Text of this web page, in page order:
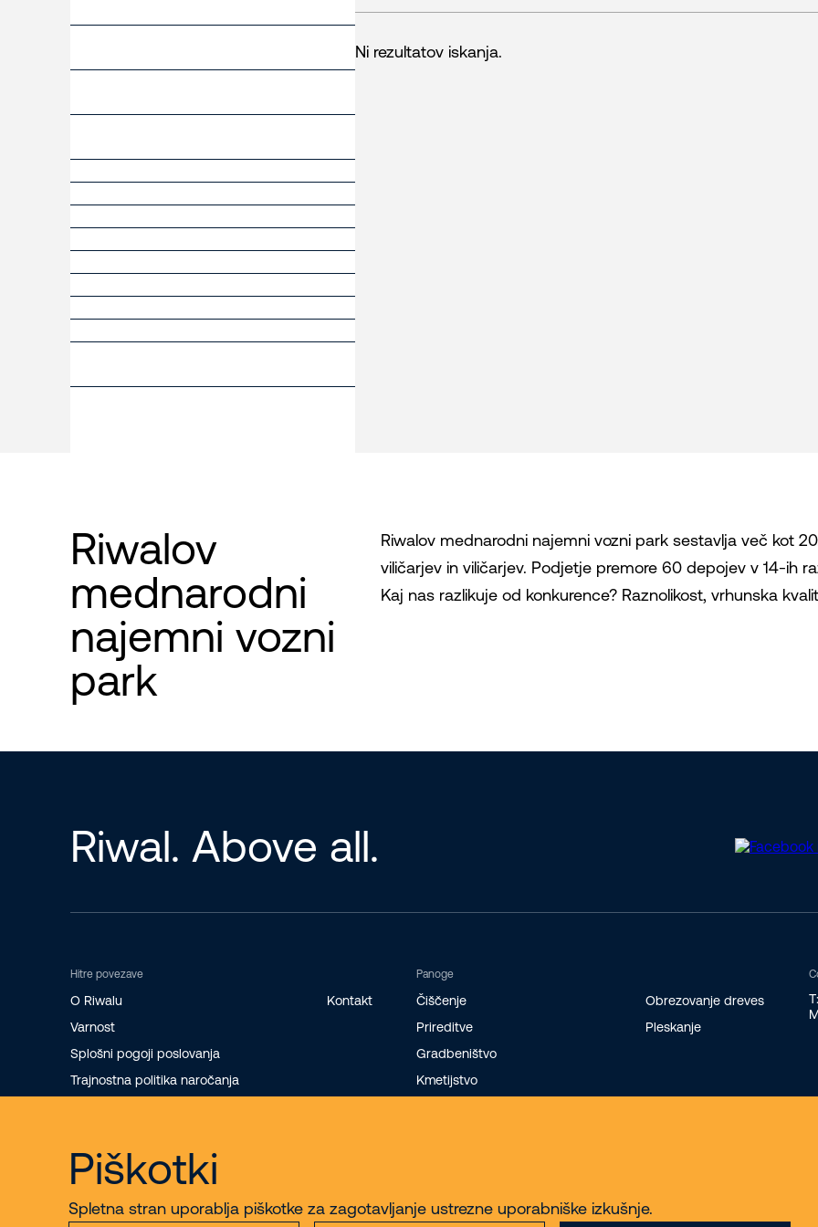
Piškotki
Spletna stran uporablja piškotke za zagotavljanje ustrezne uporabniške izkušnje.
Ni rezultatov iskanja.
Riwalov
mednarodni
najemni vozni
park
Riwalov mednarodni najemni vozni park sestavlja več kot
viličarjev in viličarjev. Podjetje premore 60 depojev v 14-ih
Kaj nas razlikuje od konkurence? Raznolikost, vrhunska
Riwal. Above all.
Hitre povezave
O Riwalu
Varnost
Splošni pogoji poslovanja
Trajnostna politika naročanja
Kontakt
Panoge
Čiščenje
Prireditve
Gradbeništvo
Kmetijstvo
Obrezovanje dreves
Pleskanje